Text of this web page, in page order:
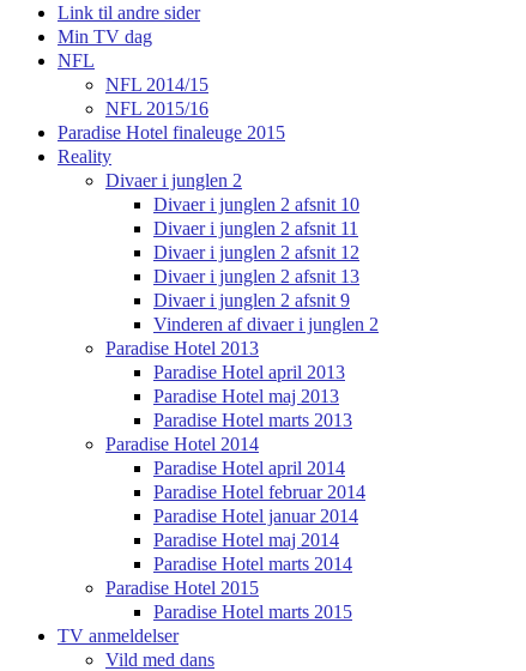
Link til andre sider
Min TV dag
NFL
NFL 2014/15
NFL 2015/16
Paradise Hotel finaleuge 2015
Reality
Divaer i junglen 2
Divaer i junglen 2 afsnit 10
Divaer i junglen 2 afsnit 11
Divaer i junglen 2 afsnit 12
Divaer i junglen 2 afsnit 13
Divaer i junglen 2 afsnit 9
Vinderen af divaer i junglen 2
Paradise Hotel 2013
Paradise Hotel april 2013
Paradise Hotel maj 2013
Paradise Hotel marts 2013
Paradise Hotel 2014
Paradise Hotel april 2014
Paradise Hotel februar 2014
Paradise Hotel januar 2014
Paradise Hotel maj 2014
Paradise Hotel marts 2014
Paradise Hotel 2015
Paradise Hotel marts 2015
TV anmeldelser
Vild med dans